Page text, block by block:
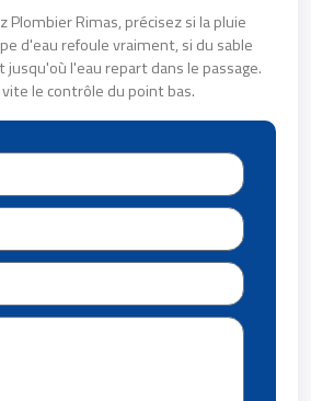
Plombier Rimas, précisez si la pluie
d'eau refoule vraiment, si du sable
l'eau repart dans le passage.
le contrôle du point bas.